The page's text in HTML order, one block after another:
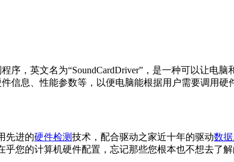
序，英文名为“SoundCardDriver”，是一种可以让电
信息、性能参数等，以便电脑能根据用户需要调用硬
先进的硬件检测技术，配合驱动之家近十年的驱动数
您的计算机硬件配置，忘记那些您根本也不想去了